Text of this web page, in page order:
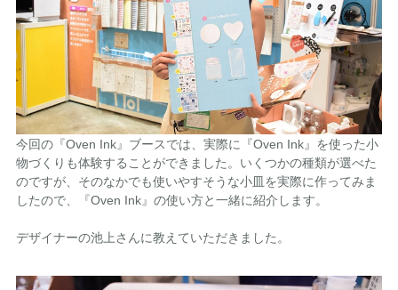
今回の『Oven Ink』ブースでは、実際に『Oven Ink』を使った小
物づくりも体験することができました。いくつかの種類が選べた
のですが、そのなかでも使いやすそうな小皿を実際に作ってみま
したので、『Oven Ink』の使い方と一緒に紹介します。
デザイナーの池上さんに教えていただきました。